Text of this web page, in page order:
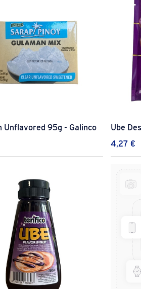
Unflavored 95g - Galinco
Ube
4,27 €